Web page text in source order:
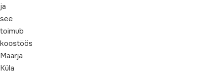
ja
see
toimub
koostöös
Maarja
Küla